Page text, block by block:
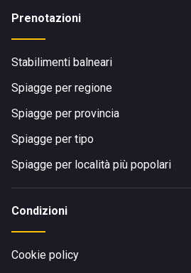
Prenotazioni
Stabilimenti balneari
Spiagge per regione
Spiagge per provincia
Spiagge per tipo
Spiagge per località più popolari
Condizioni
Cookie policy